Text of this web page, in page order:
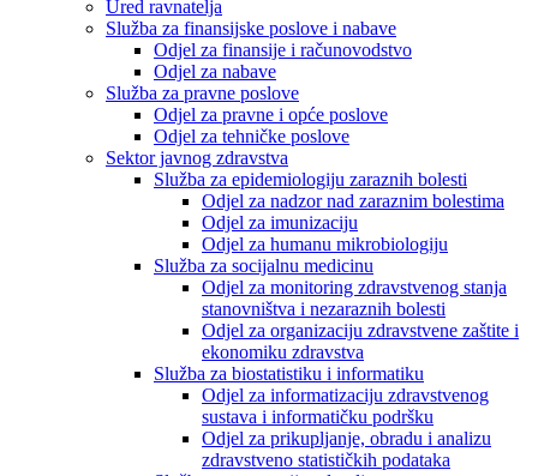
Ured ravnatelja
Služba za finansijske poslove i nabave
Odjel za finansije i računovodstvo
Odjel za nabave
Služba za pravne poslove
Odjel za pravne i opće poslove
Odjel za tehničke poslove
Sektor javnog zdravstva
Služba za epidemiologiju zaraznih bolesti
Odjel za nadzor nad zaraznim bolestima
Odjel za imunizaciju
Odjel za humanu mikrobiologiju
Služba za socijalnu medicinu
Odjel za monitoring zdravstvenog stanja
stanovništva i nezaraznih bolesti
Odjel za organizaciju zdravstvene zaštite i
ekonomiku zdravstva
Služba za biostatistiku i informatiku
Odjel za informatizaciju zdravstvenog
sustava i informatičku podršku
Odjel za prikupljanje, obradu i analizu
zdravstveno statističkih podataka